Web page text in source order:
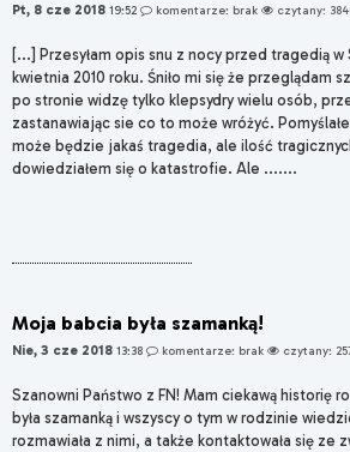
Pt, 8 cze 2018 19:52 komentarze: brak czytany:
[...] Przesyłam opis snu z nocy przed tragedią w
kwietnia 2010 roku. Śniło mi się że przeglądam
po stronie widzę tylko klepsydry wielu osób,
zastanawiając sie co to może wróżyć.
może będzie jakaś tragedia, ale ilość
dowiedziałem się o katastrofie. Ale .......
Moja babcia była szamanką!
Nie, 3 cze 2018 13:38 komentarze: brak czytany:
Szanowni Państwo z FN! Mam ciekawą historię
była szamanką i wszyscy o tym w rodzinie
rozmawiała z nimi, a także kontaktowała się ze